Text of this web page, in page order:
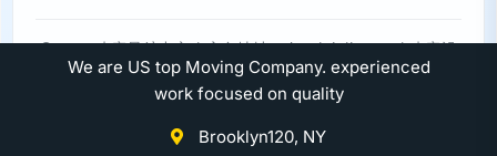
We are US top Moving Company. experienced
work focused on quality
Brooklyn120, NY